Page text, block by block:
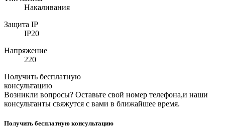
Накаливания
Защита IP
IP20
Напряжение
220
Получить бесплатную
консультацию
Возникли вопросы? Оставьте свой номер телефона,и наши
консультанты свяжутся с вами в ближайшее время.
Получить бесплатную консультацию